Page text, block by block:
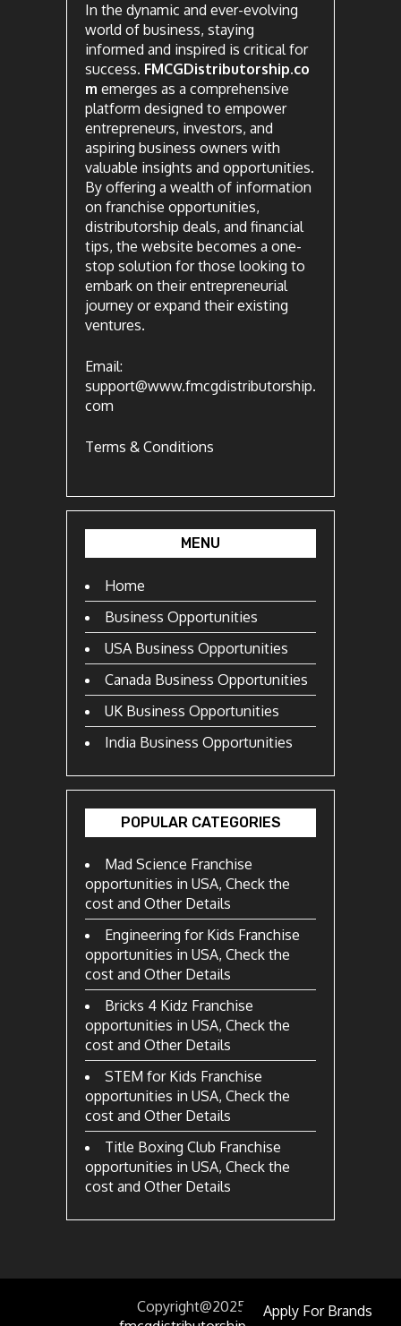
In the dynamic and ever-evolving
world of business, staying
informed and inspired is critical for
success. FMCGDistributorship.co
m emerges as a comprehensive
platform designed to empower
entrepreneurs, investors, and
aspiring business owners with
valuable insights and opportunities.
By offering a wealth of information
on franchise opportunities,
distributorship deals, and financial
tips, the website becomes a one-
stop solution for those looking to
embark on their entrepreneurial
journey or expand their existing
ventures.
Email:
support@www.fmcgdistributorship.
com
Terms & Conditions
MENU
Home
Business Opportunities
USA Business Opportunities
Canada Business Opportunities
UK Business Opportunities
India Business Opportunities
POPULAR CATEGORIES
Mad Science Franchise
opportunities in USA, Check the
cost and Other Details
Engineering for Kids Franchise
opportunities in USA, Check the
cost and Other Details
Bricks 4 Kidz Franchise
opportunities in USA, Check the
cost and Other Details
STEM for Kids Franchise
opportunities in USA, Check the
cost and Other Details
Title Boxing Club Franchise
opportunities in USA, Check the
cost and Other Details
Copyright@2025 Apply For Brands